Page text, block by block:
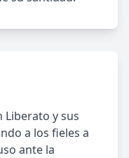
Liberato y sus
a los fieles a
ante la